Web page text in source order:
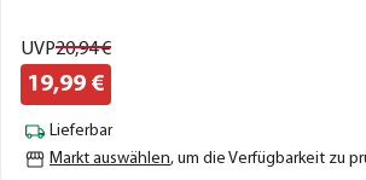
UVP20,94€
19,99 €
Lieferbar
Markt auswählen, um die Verfügbarkeit zu